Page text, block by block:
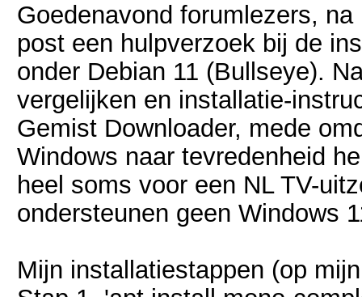
Goedenavond forumlezers,
post een hulpverzoek bij de
onder Debian 11 (Bullseye).
vergelijken en installatie-
Gemist Downloader, mede
Windows naar tevredenheid
heel soms voor een NL TV-
ondersteunen geen Windows
Mijn installatiestappen (op